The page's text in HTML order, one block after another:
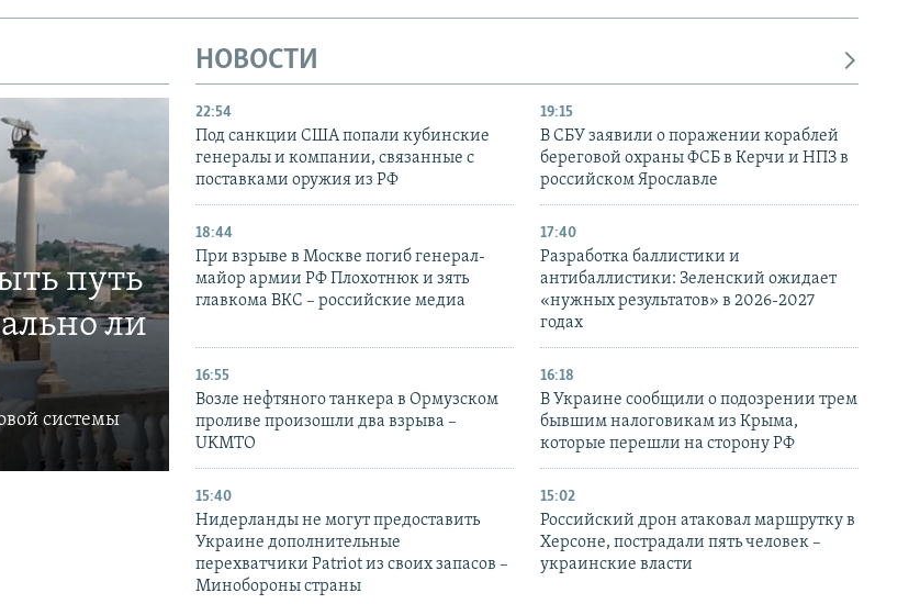
путь
ли
системы
НОВОСТИ
22:54
Под санкции США попали кубинские
генералы и компании, связанные с
поставками оружия из РФ
19:15
В СБУ заявили о поражении кораблей
береговой охраны ФСБ в Керчи и НПЗ в
российском Ярославле
18:44
При взрыве в Москве погиб генерал-
майор армии РФ Плохотнюк и зять
главкома ВКС – российские медиа
17:40
Разработка баллистики и
антибаллистики: Зеленский ожидает
«нужных результатов» в 2026-2027
годах
16:55
Возле нефтяного танкера в Ормузском
проливе произошли два взрыва –
UKMTO
16:18
В Украине сообщили о подозрении трем
бывшим налоговикам из Крыма,
которые перешли на сторону РФ
15:40
Нидерланды не могут предоставить
Украине дополнительные
перехватчики Patriot из своих запасов –
Минобороны страны
15:02
Российский дрон атаковал маршрутку в
Херсоне, пострадали пять человек –
украинские власти